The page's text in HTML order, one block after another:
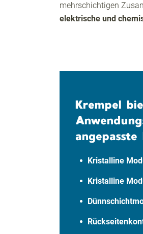
mehrschichtigen
elektrische und
Krempel
Kristalline
Kristalline